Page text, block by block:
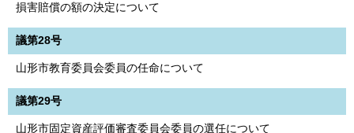
損害賠償の額の決定について
議第28号
山形市教育委員会委員の任命について
議第29号
山形市固定資産評価審査委員会委員の選任について